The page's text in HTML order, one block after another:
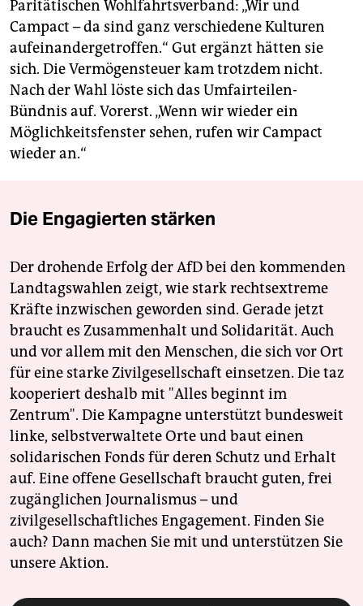
Paritätischen Wohlfahrtsverband: „Wir und
Campact – da sind ganz verschiedene Kulturen
aufeinandergetroffen.“ Gut ergänzt hätten sie
sich. Die Vermögensteuer kam trotzdem nicht.
Nach der Wahl löste sich das Umfairteilen-
Bündnis auf. Vorerst. „Wenn wir wieder ein
Möglichkeitsfenster sehen, rufen wir Campact
wieder an.“
Die Engagierten stärken
Der drohende Erfolg der AfD bei den kommenden
Landtagswahlen zeigt, wie stark rechtsextreme
Kräfte inzwischen geworden sind. Gerade jetzt
braucht es Zusammenhalt und Solidarität. Auch
und vor allem mit den Menschen, die sich vor Ort
für eine starke Zivilgesellschaft einsetzen. Die taz
kooperiert deshalb mit "Alles beginnt im
Zentrum". Die Kampagne unterstützt bundesweit
linke, selbstverwaltete Orte und baut einen
solidarischen Fonds für deren Schutz und Erhalt
auf. Eine offene Gesellschaft braucht guten, frei
zugänglichen Journalismus – und
zivilgesellschaftliches Engagement. Finden Sie
auch? Dann machen Sie mit und unterstützen Sie
unsere Aktion.